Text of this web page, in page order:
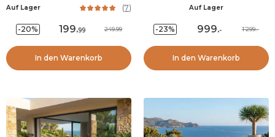
Auf Lager (7)
-20% 199.99 249.99
In den Warenkorb
Auf Lager
-23% 999.- 1’299.-
In den Warenkorb